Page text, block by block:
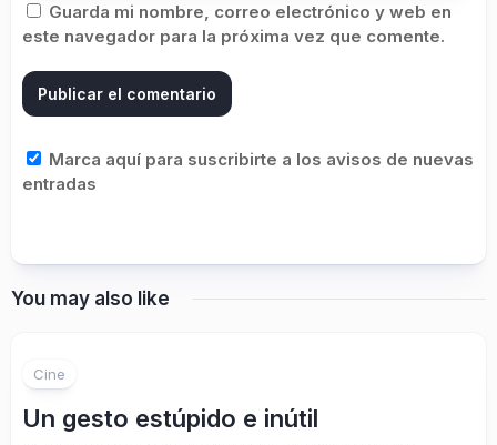
Guarda mi nombre, correo electrónico y web en
este navegador para la próxima vez que comente.
Marca aquí para suscribirte a los avisos de nuevas
entradas
You may also like
Cine
Un gesto estúpido e inútil